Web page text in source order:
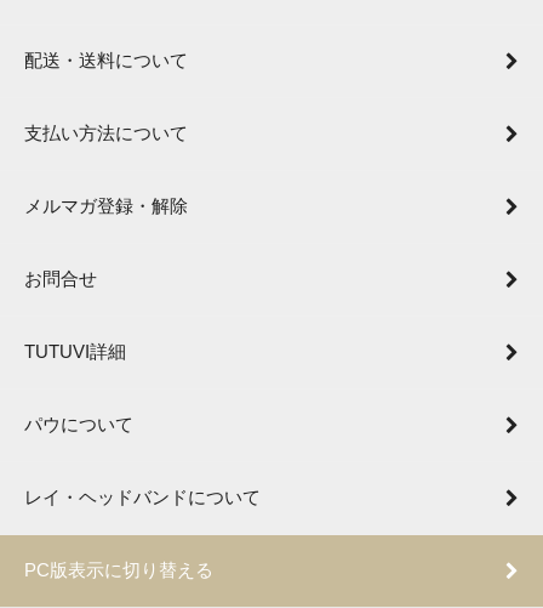
配送・送料について
支払い方法について
メルマガ登録・解除
お問合せ
TUTUVI詳細
パウについて
レイ・ヘッドバンドについて
PC版表示に切り替える